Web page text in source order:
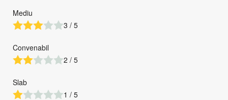
Mediu
3 / 5
Convenabil
2 / 5
Slab
1 / 5